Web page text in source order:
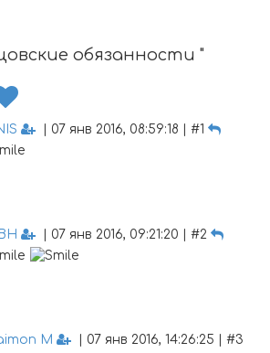
обязанности "
| 07 янв 2016, 08:59:18 | #1
| 07 янв 2016, 09:21:20 | #2
M | 07 янв 2016, 14:26:25 | #3